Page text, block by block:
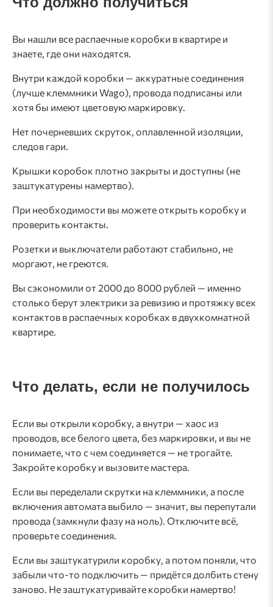
Вы нашли все распаечные коробки в квартире и
знаете, где они находятся.
Внутри каждой коробки — аккуратные соединения
(лучше клеммники Wago), провода подписаны или
хотя бы имеют цветовую маркировку.
Нет почерневших скруток, оплавленной изоляции,
следов гари.
Крышки коробок плотно закрыты и доступны (не
заштукатурены намертво).
При необходимости вы можете открыть коробку и
проверить контакты.
Розетки и выключатели работают стабильно, не
моргают, не греются.
Вы сэкономили от 2000 до 8000 рублей — именно
столько берут электрики за ревизию и протяжку всех
контактов в распаечных коробках в двухкомнатной
квартире.
Что делать, если не получилось
Если вы открыли коробку, а внутри — хаос из
проводов, все белого цвета, без маркировки, и вы не
понимаете, что с чем соединяется — не трогайте.
Закройте коробку и вызовите мастера.
Если вы переделали скрутки на клеммники, а после
включения автомата выбило — значит, вы перепутали
провода (замкнули фазу на ноль). Отключите всё,
проверьте соединения.
Если вы заштукатурили коробку, а потом поняли, что
забыли что-то подключить — придётся долбить стену
заново. Не заштукатуривайте коробки намертво!